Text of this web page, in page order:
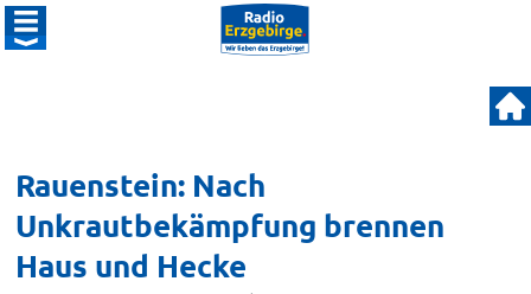
Rauenstein: Nach
Unkrautbekämpfung brennen
Haus und Hecke